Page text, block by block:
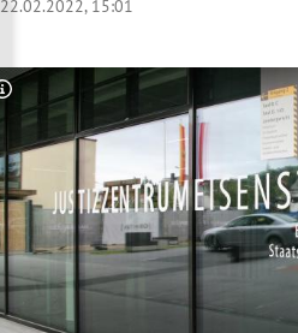
Untermenü
Untermenü
Untermenü
Untermenü
Untermenü
Untermenü
22.02.2022, 15:01
Copyright-Hinweis öffnen/schließen